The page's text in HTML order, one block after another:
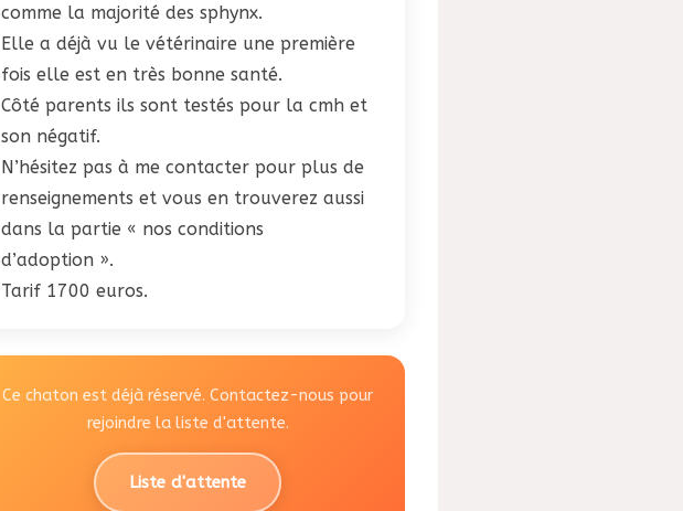
comme la majorité des sphynx.
Elle a déjà vu le vétérinaire une première
fois elle est en très bonne santé.
Côté parents ils sont testés pour la cmh et
son négatif.
N’hésitez pas à me contacter pour plus de
renseignements et vous en trouverez aussi
dans la partie « nos conditions
d’adoption ».
Tarif 1700 euros.
Ce chaton est déjà réservé. Contactez-nous pour
rejoindre la liste d'attente.
Liste d'attente